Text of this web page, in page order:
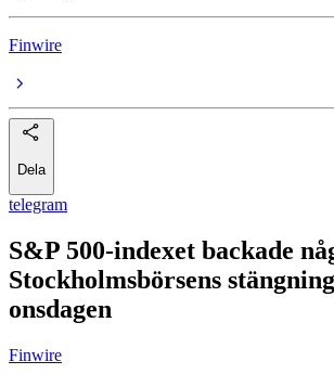
Finwire
Dela
telegram
S&P 500-indexet backade
Stockholmsbörsens
onsdagen
Finwire